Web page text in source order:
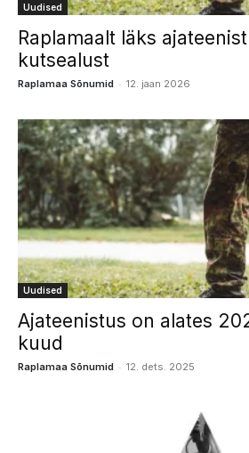
Uudised
Raplamaalt läks
kutsealust
Raplamaa Sõnumid - 12. jaan 2026
Uudised
Ajateenistus on alates
kuud
Raplamaa Sõnumid - 12. dets. 2025